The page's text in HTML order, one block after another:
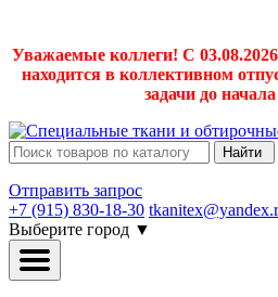
Уважаемые коллеги! С
находится в коллективном
задачи до
Найти
Отправить запрос
+7 (915) 830-18-30
Выберите город ▼